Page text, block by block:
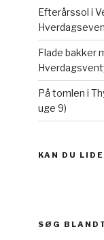
Efterårssol i
Flade bakker
På tomlen i
uge 9)
KAN DU
SØG